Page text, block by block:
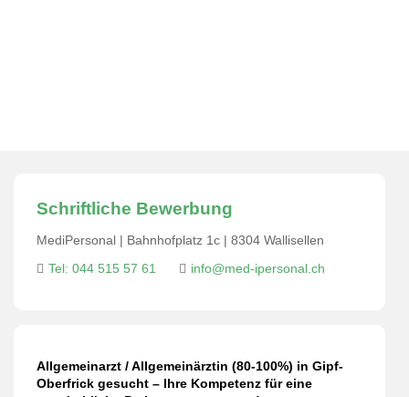
Schriftliche Bewerbung
MediPersonal | Bahnhofplatz 1c | 8304 Wallisellen
Tel: 044 515 57 61
info@med-ipersonal.ch
Allgemeinarzt / Allgemeinärztin (80-100%) in Gipf-
Oberfrick gesucht – Ihre Kompetenz für eine